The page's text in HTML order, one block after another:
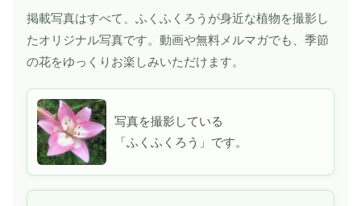
掲載写真はすべて、ふくふくろうが身近な植物を撮影し
たオリジナル写真です。動画や無料メルマガでも、季節
の花をゆっくりお楽しみいただけます。
写真を撮影している
「ふくふくろう」です。